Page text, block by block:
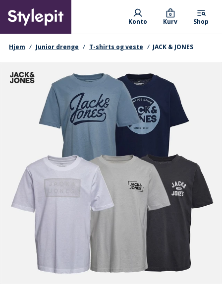
main
content
Primary departments
Konto Kurv
0
Shop
navigationssti
Hjem Junior drenge T-shirts og veste JACK & JONES